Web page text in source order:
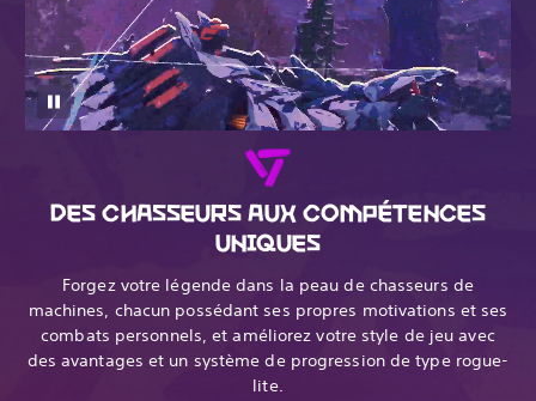
DES CHASSEURS AUX COMPÉTENCES
UNIQUES
Forgez votre légende dans la peau de chasseurs de
machines, chacun possédant ses propres motivations et ses
combats personnels, et améliorez votre style de jeu avec
des avantages et un système de progression de type rogue-
lite.